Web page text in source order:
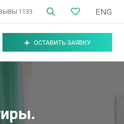
1133 ENG
ОСТАВИТЬ ЗАЯВКУ